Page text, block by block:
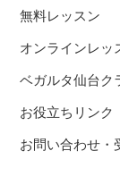
無料レッスン
オンラインレッ
ベガルタ仙台ク
お役立ちリンク
お問い合わせ・